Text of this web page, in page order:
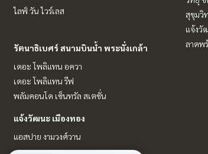
ไลฟ์ วัน ไวร์เลส
รัตนาธิเบศร์ สนามบินน้ำ พระนั่งเกล้า
เดอะ โพลิแทน อควา
เดอะ โพลิแทน รีฟ
พลัมคอนโด เซ็นทรัล สเตชั่น
แจ้งวัฒนะ เมืองทอง
แอสปาย งามวงศ์วาน
สุขุมวิ
แจ้งวั
ลาดพ